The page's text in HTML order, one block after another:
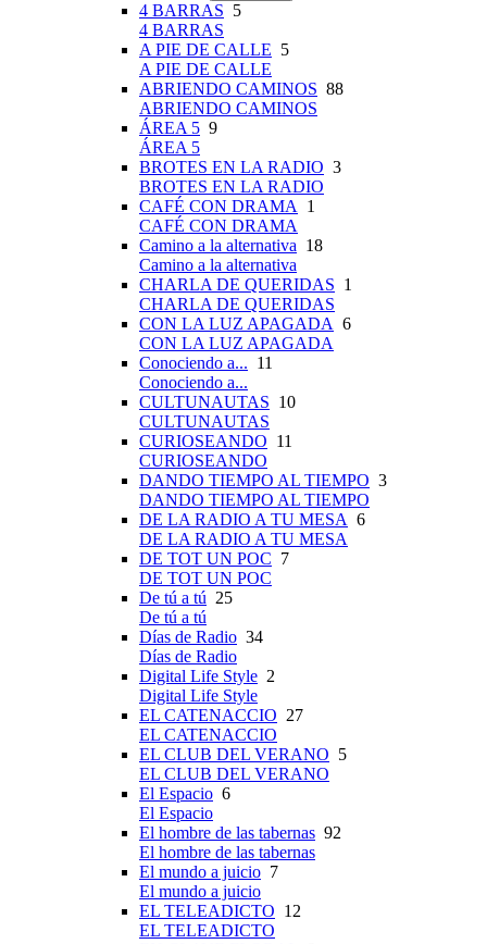
4 BARRAS 5
4 BARRAS
A PIE DE CALLE 5
A PIE DE CALLE
ABRIENDO CAMINOS 88
ABRIENDO CAMINOS
ÁREA 5 9
ÁREA 5
BROTES EN LA RADIO 3
BROTES EN LA RADIO
CAFÉ CON DRAMA
1
CAFÉ CON DRAMA
Camino a la alternativa 18
Camino a la alternativa
CHARLA DE QUERIDAS 1
CHARLA DE QUERIDAS
CON LA LUZ APAGADA 6
CON LA LUZ APAGADA
Conociendo a... 11
Conociendo a...
CULTUNAUTAS 10
CULTUNAUTAS
CURIOSEANDO 11
CURIOSEANDO
DANDO TIEMPO AL TIEMPO 3
DANDO TIEMPO AL TIEMPO
DE LA RADIO A TU MESA 6
DE LA RADIO A TU MESA
DE TOT UN POC 7
DE TOT UN POC
De tú a tú 25
De tú a tú
Días de Radio 34
Días de Radio
Digital Life Style 2
Digital Life Style
EL CATENACCIO 27
EL CATENACCIO
EL CLUB DEL VERANO 5
EL CLUB DEL VERANO
El Espacio 6
El Espacio
El hombre de las tabernas 92
El hombre de las tabernas
El mundo a juicio 7
El mundo a juicio
EL TELEADICTO 12
EL TELEADICTO